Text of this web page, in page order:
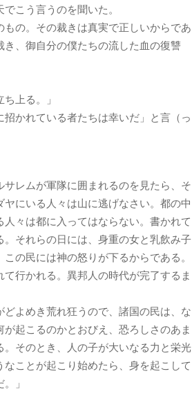
こう言うのを聞いた。
もの。その裁きは真実で正しいからであ
、御自分の僕たちの流した血の復讐
上る。」
かれている者たちは幸いだ」と言（っ
サレムが軍隊に囲まれるのを見たら、そ
にいる人々は山に逃げなさい。都の中
々は都に入ってはならない。書かれて
それらの日には、身重の女と乳飲み子
の民には神の怒りが下るからである。
行かれる。異邦人の時代が完了するま
よめき荒れ狂うので、諸国の民は、な
起こるのかとおびえ、恐ろしさのあま
そのとき、人の子が大いなる力と栄光
ことが起こり始めたら、身を起こして
」